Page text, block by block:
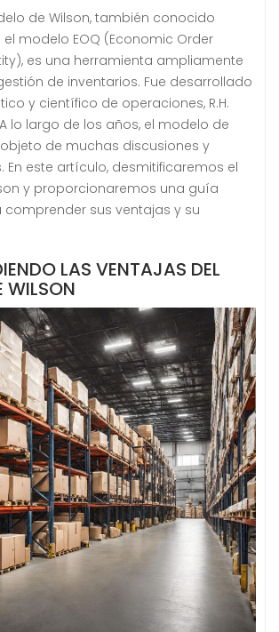
de Wilson, también conocido
modelo EOQ (Economic Order
es una herramienta ampliamente
de inventarios. Fue desarrollado
y científico de operaciones, R.H.
A lo largo de los años, el modelo de
de muchas discusiones y
En este artículo, desmitificaremos el
y proporcionaremos una guía
sus ventajas y su
LAS VENTAJAS DEL
WILSON